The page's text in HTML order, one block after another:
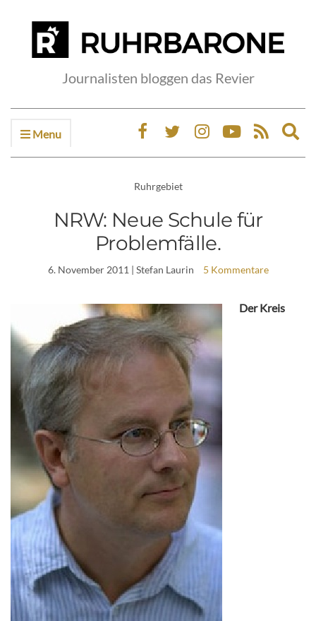
Journalisten bloggen das Revier
Menu
Ruhrgebiet
NRW: Neue Schule für
Problemfälle.
6. November 2011 | Stefan Laurin 5 Kommentare
Der Kreis